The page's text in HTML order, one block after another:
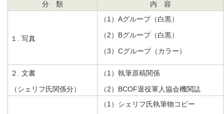
分 類 内 容
１. 写真
（1）Aグループ（白黒）
（2）Bグループ（白黒）
（3）Cグループ（カラー）
２. 文書
（シェリフ氏関係分）
（1）執筆原稿関係
（2）BCOF退役軍人協会機関誌
（1）シェリフ氏執筆物コピー